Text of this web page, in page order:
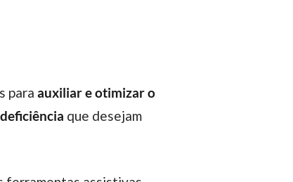
paraauxiliar e otimizar o
que desejam